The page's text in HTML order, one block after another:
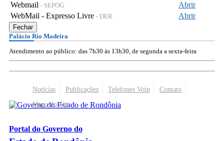
Webmail - SEPOG
Abrir
WebMail - Expresso Livre - DER Abrir
Fechar
Palácio Rio Madeira
Atendimento ao público: das 7h30 às 13h30, de segunda a sexta-feira
Notícias Publicações Telefones Voip
Contato
Mapa do Site
Portal do Governo do